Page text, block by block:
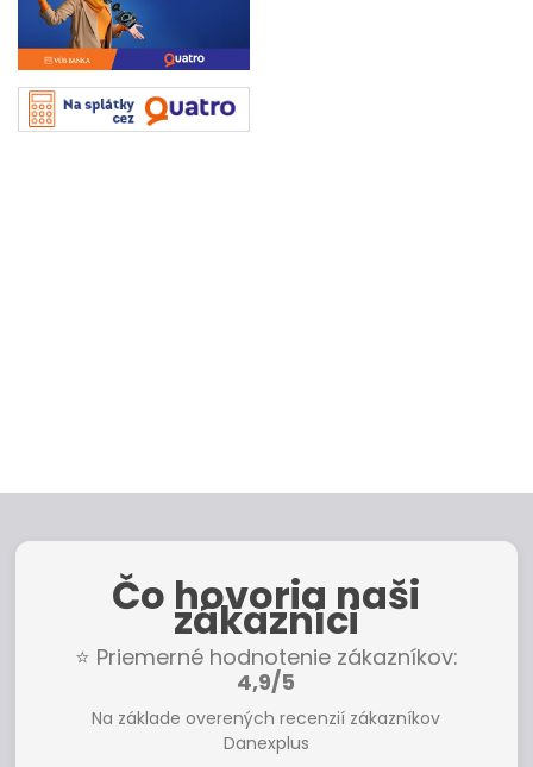
Čo hovoria naši
zákazníci
⭐ Priemerné hodnotenie zákazníkov:
4,9/5
Na základe overených recenzií zákazníkov
Danexplus